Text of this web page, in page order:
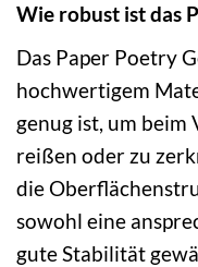
Wie robust ist das
Das Paper Poetry
hochwertigem
genug ist, um beim
reißen oder zu
die
sowohl eine
gute Stabilität